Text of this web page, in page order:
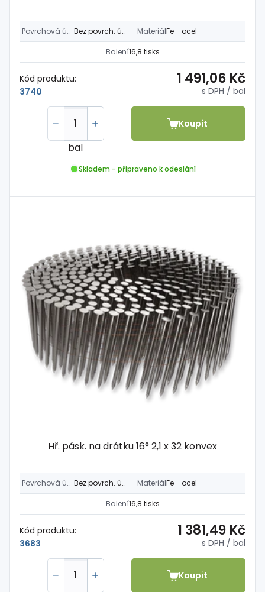
Povrchová úprava Bez povrch. úpravy MateriálFe - ocel
Balení16,8 tisks
Kód produktu:
3740
1 491,06 Kč
s DPH / bal
bal
Koupit
Skladem - připraveno k odeslání
Hř. pásk. na drátku 16° 2,1 x 32 konvex
Povrchová úprava Bez povrch. úpravy MateriálFe - ocel
Balení16,8 tisks
Kód produktu:
3683
1 381,49 Kč
s DPH / bal
Koupit